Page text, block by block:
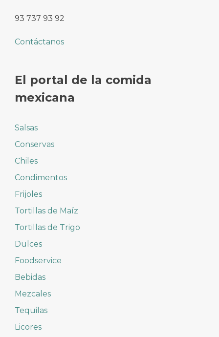
93 737 93 92
Contáctanos
El portal de la comida
mexicana
Salsas
Conservas
Chiles
Condimentos
Frijoles
Tortillas de Maíz
Tortillas de Trigo
Dulces
Foodservice
Bebidas
Mezcales
Tequilas
Licores